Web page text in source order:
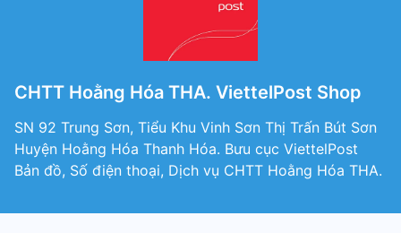
CHTT Hoằng Hóa THA. ViettelPost Shop
SN 92 Trung Sơn, Tiểu Khu Vinh Sơn Thị Trấn Bút Sơn
Huyện Hoằng Hóa Thanh Hóa. Bưu cục ViettelPost
Bản đồ, Số điện thoại, Dịch vụ CHTT Hoằng Hóa THA.